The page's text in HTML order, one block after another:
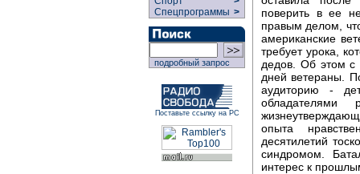
Спецпрограммы >
подробный запрос
Поставьте ссылку на РС
поверить в ее
правым делом,
американские
требует урока,
дедов. Об этом
дней ветераны.
аудиторию -
опыта
десятилетий
синдромом.
интерес к